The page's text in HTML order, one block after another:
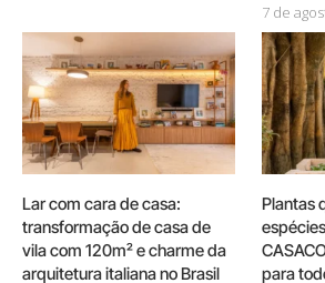
7 de
Lar com cara de casa:
transformação de casa de
vila com 120m² e charme da
arquitetura italiana no Brasil
Plantas
para